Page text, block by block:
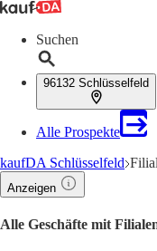
Suchen
96132 Schlüsselfeld
Alle Prospekte
kaufDA Schlüsselfeld
Anzeigen
Alle Geschäfte mit